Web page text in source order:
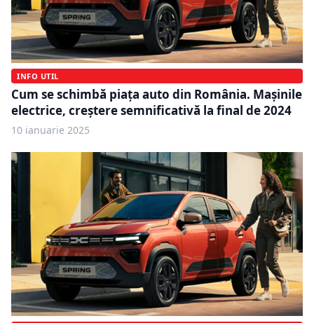
INFO UTIL
Cum se schimbă piața auto din România. Mașinile
electrice, creștere semnificativă la final de 2024
10 ianuarie 2025